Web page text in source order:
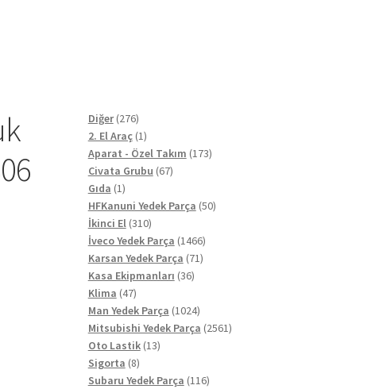
Diğer 276276
ürün
2. El Araç 11
ürün
Aparat - Özel Takım 173173
Civata Grubu 6767
Gıda 11
ürün
HFKanuni Yedek Parça 5050
İkinci El 310310
ürün
İveco Yedek Parça 14661466
ürün
Karsan Yedek Parça 7171
Kasa Ekipmanları 3636
Klima 4747
ürün
Man Yedek Parça 10241024
ürün
Mitsubishi Yedek Parça 25612561
Oto Lastik 1313
Sigorta 88
ürün
Subaru Yedek Parça 116116